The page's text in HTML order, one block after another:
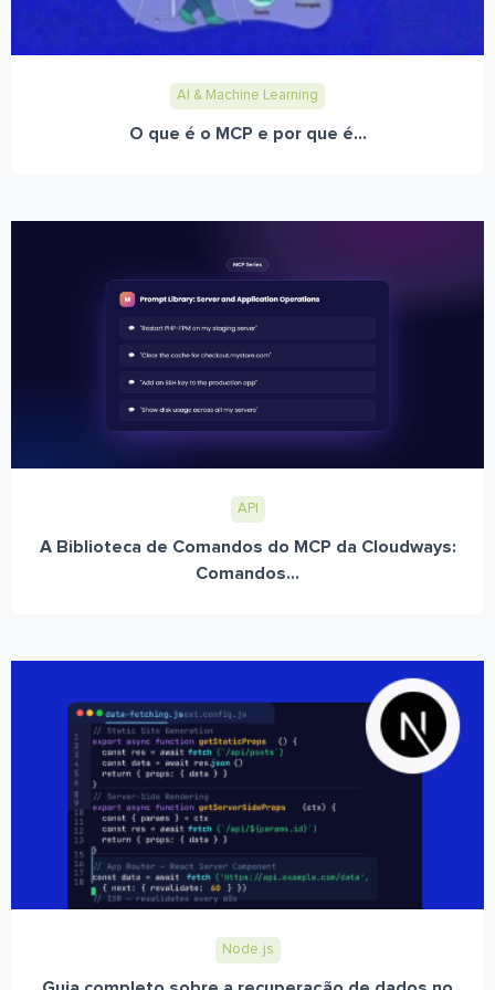
AI & Machine Learning
O que é o MCP e por que é...
API
A Biblioteca de Comandos do MCP da Cloudways:
Comandos...
Node.js